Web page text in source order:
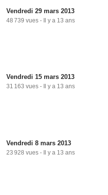
Vendredi 29 mars 2013
48 739 vues - Il y a 13 ans
Vendredi 15 mars 2013
31 163 vues - Il y a 13 ans
Vendredi 8 mars 2013
23 928 vues - Il y a 13 ans